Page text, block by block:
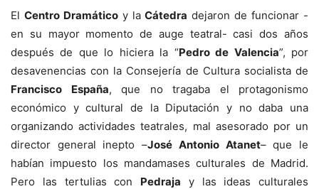
El Centro Dramáticoy laCátedra dejaron de funcionar -
en su mayor momento de auge teatral- casi dos años
después de que lo hiciera la “Pedro de Valencia”, por
desavenencias con la Consejería de Cultura socialista de
Francisco España, que no tragaba el protagonismo
económico y cultural de la Diputación y no daba una
organizando actividades teatrales, mal asesorado por un
director general inepto –José Antonio Atanet– que le
habían impuesto los mandamases culturales de Madrid.
Pero las tertulias con Pedraja y las ideas culturales